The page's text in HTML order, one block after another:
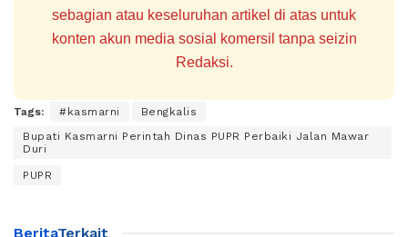
sebagian atau keseluruhan artikel di atas untuk
konten akun media sosial komersil tanpa seizin
Redaksi.
Tags: #kasmarni
Bengkalis
Bupati Kasmarni Perintah Dinas PUPR Perbaiki Jalan Mawar
Duri
PUPR
BeritaTerkait